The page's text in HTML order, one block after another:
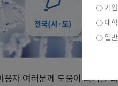
용자 여러분께 도움이 되기를
기업
대
일